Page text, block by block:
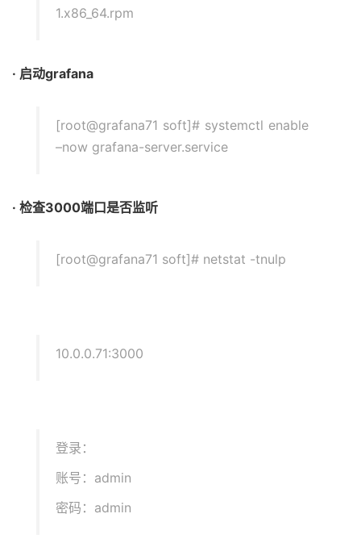
1.x86_64.rpm
· 启动grafana
[root@grafana71 soft]# systemctl enable
–now grafana-server.service
· 检查3000端口是否监听
[root@grafana71 soft]# netstat -tnulp
10.0.0.71:3000
登录：
账号：admin
密码：admin